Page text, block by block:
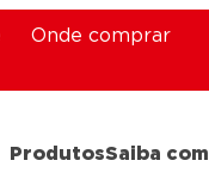
Onde comprar
ProdutosSaiba